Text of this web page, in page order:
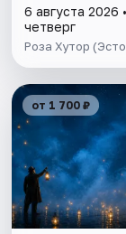
6 августа 2026 •
четверг
Роза Хутор
от 1 700 ₽